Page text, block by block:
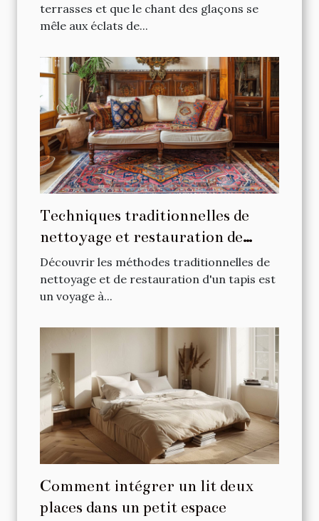
terrasses et que le chant des glaçons se
mêle aux éclats de...
Techniques traditionnelles de
nettoyage et restauration de
tapis
Découvrir les méthodes traditionnelles de
nettoyage et de restauration d'un tapis est
un voyage à...
Comment intégrer un lit deux
places dans un petit espace